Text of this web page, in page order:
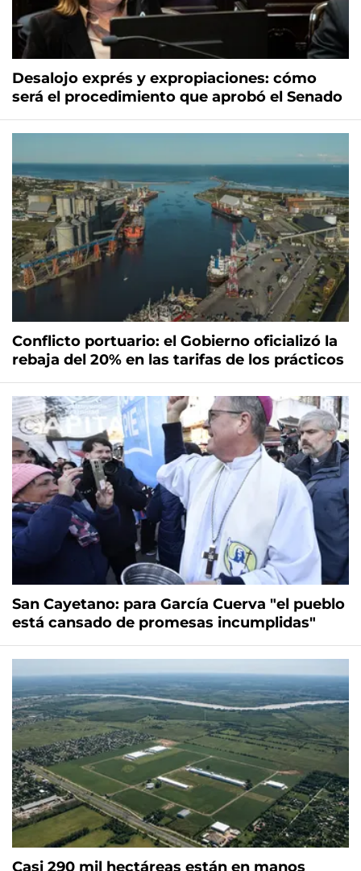
Desalojo exprés y expropiaciones: cómo
será el procedimiento que aprobó el Senado
Conflicto portuario: el Gobierno oficializó la
rebaja del 20% en las tarifas de los prácticos
San Cayetano: para García Cuerva "el pueblo
está cansado de promesas incumplidas"
Casi 290 mil hectáreas están en manos